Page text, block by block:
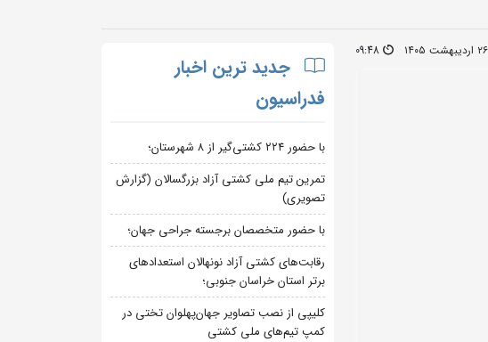
09:48
جدید ترین اخبار
فدراسیون
با حضور ۲۲۴ کشتی‌گیر از ۸ شهرستان؛
تمرین تیم ملی کشتی آزاد بزرگسالان (گزارش
تصویری)
با حضور متخصصان برجسته جراحی جهان؛
رقابت‌های کشتی آزاد نونهالان استعدادهای
برتر استان خراسان جنوبی؛
کلیپی از نصب تصاویر جهان‌پهلوان تختی در
کمپ تیم‌های ملی کشتی